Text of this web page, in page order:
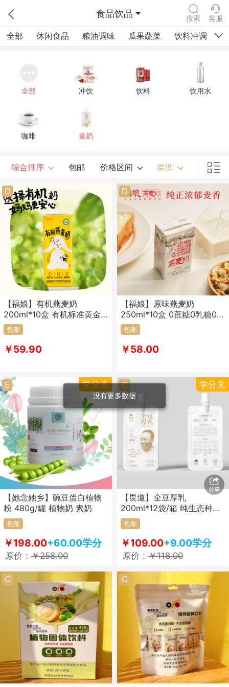
食品饮品 搜索 客服
全部 休闲食品 粮油调味 瓜果蔬菜 饮料冲调
全部 冲饮 饮料 饮用水
咖啡 素奶
综合排序 包邮 价格区间 类型
D
【福娘】有机燕麦奶
200ml*10盒 有机标准黄金
产区 0蔗糖0乳糖0胆固醇0
香精
包邮
￥59.90
D
【福娘】原味燕麦奶
250ml*10盒 0蔗糖0乳糖0防
腐剂0反式脂肪酸0胆固醇0
香精
包邮
￥58.00
E 学分兑
【她念她乡】豌豆蛋白植物
粉 480g/罐 植物奶 素奶
包邮
￥198.00+60.00学分
原价：￥258.00
C 学分兑
【畏道】全豆厚乳
200ml*12袋/箱 纯生态种植
包邮
￥109.00+9.00学分
原价：￥118.00
C C
没有更多数据